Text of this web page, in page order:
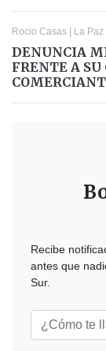
Rocio Casas La Paz
DENUNCIA
FRENTE A
Recibe
antes que
Sur.